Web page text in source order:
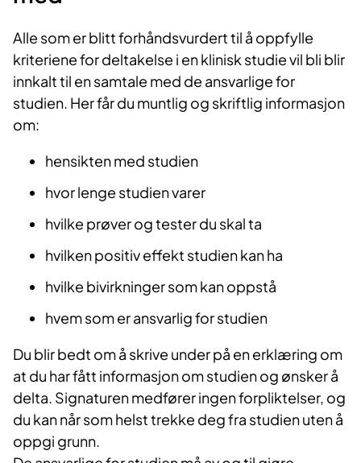
Alle som er blitt forhåndsvurdert til å oppfylle
kriteriene for deltakelse i en klinisk studie vil bli blir
innkalt til en samtale med de ansvarlige for
studien. Her får du muntlig og skriftlig informasjon
om:
hensikten med studien
hvor lenge studien varer
hvilke prøver og tester du skal ta
hvilken positiv effekt studien kan ha
hvilke bivirkninger som kan oppstå
hvem som er ansvarlig for studien
Du blir bedt om å skrive under på en erklæring om
at du har fått informasjon om studien og ønsker å
delta. Signaturen medfører ingen forpliktelser, og
du kan når som helst trekke deg fra studien uten å
oppgi grunn.